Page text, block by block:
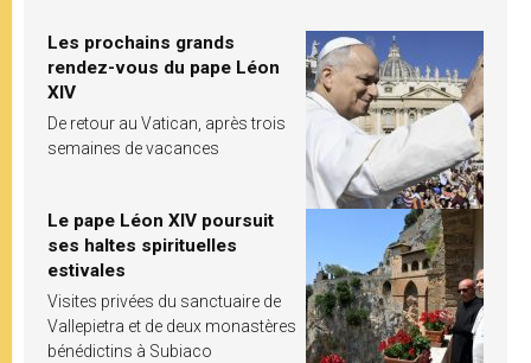
Les prochains grands
rendez-vous du pape Léon
XIV
De retour au Vatican, après trois
semaines de vacances
Le pape Léon XIV poursuit
ses haltes spirituelles
estivales
Visites privées du sanctuaire de
Vallepietra et de deux monastères
bénédictins à Subiaco